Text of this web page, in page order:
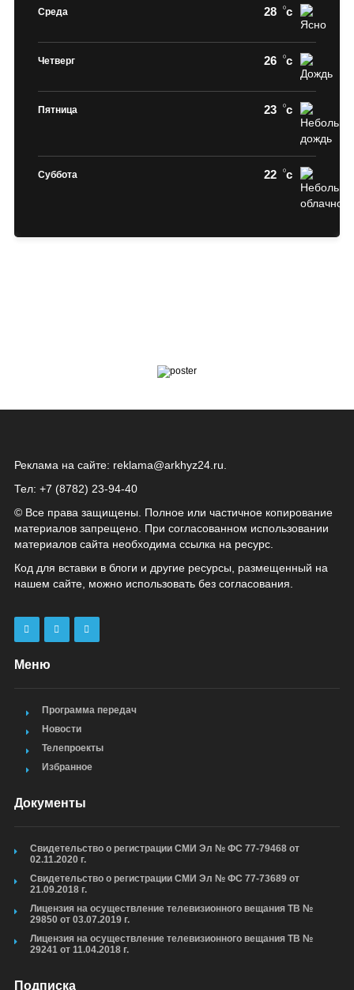
Среда 28 c
Четверг 26 c
Пятница 23 c
Суббота 22 c
Реклама на сайте: reklama@arkhyz24.ru
Тел: +7 (8782) 23‑94‑40
© Все права защищены. Полное или частичное копирование
материалов запрещено. При согласованном использовании
материалов сайта необходима ссылка на ресурс.
Код для вставки в блоги и другие ресурсы, размещенный на
нашем сайте, можно использовать без согласования.
Меню
Программа передач
Новости
Телепроекты
Избранное
Документы
Свидетельство о регистрации СМИ Эл № ФС 77-79468 от
02.11.2020 г.
Свидетельство о регистрации СМИ Эл № ФС 77-73689 от
21.09.2018 г.
Лицензия на осуществление телевизионного вещания ТВ №
29850 от 03.07.2019 г.
Лицензия на осуществление телевизионного вещания ТВ №
29241 от 11.04.2018 г.
Подписка